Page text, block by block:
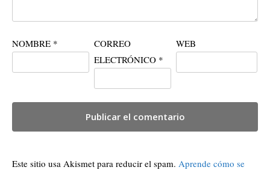
NOMBRE *
CORREO
ELECTRÓNICO *
WEB
Este sitio usa Akismet para reducir el spam. Aprende cómo se